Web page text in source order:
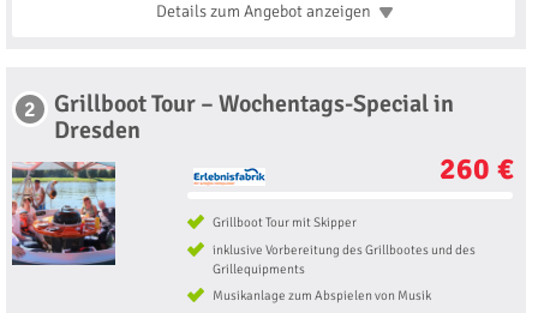
Details zum Angebotanzeigen
2
Grillboot Tour – Wochentags-Special in
Dresden
260 €
Grillboot Tour mit Skipper
inklusive Vorbereitung des Grillbootes und des
Grillequipments
Musikanlage zum Abspielen von Musik